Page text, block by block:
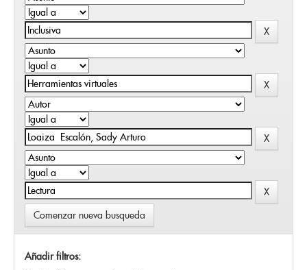
Comenzar nueva busqueda
Añadir filtros: